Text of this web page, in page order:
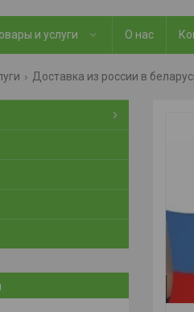
и услуги О нас
Доставка из россии в